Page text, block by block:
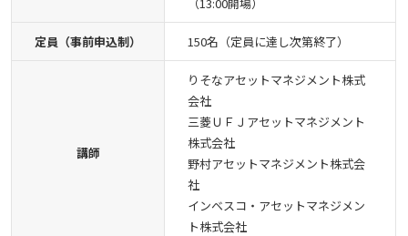
定員（事前申込制） 150名（定員に達し次第終了）
講師
りそなアセットマネジメント株式
会社
三菱ＵＦＪアセットマネジメント
株式会社
野村アセットマネジメント株式会
社
インベスコ・アセットマネジメン
ト株式会社